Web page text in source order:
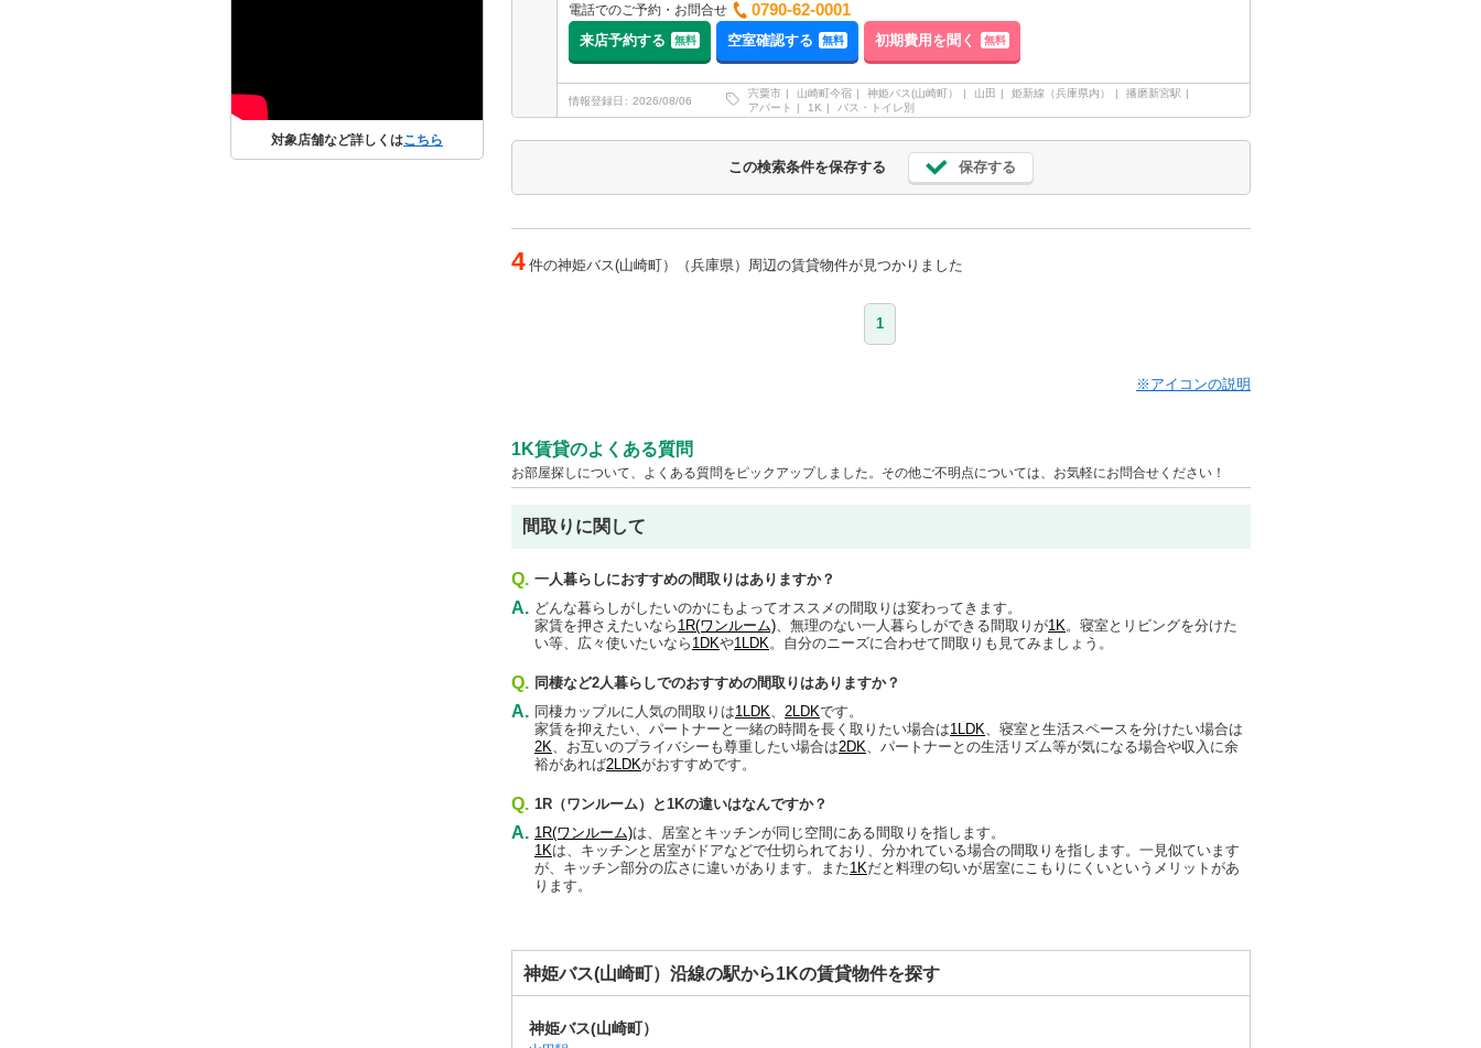
対象店舗など詳しくはこちら
電話でのご予約・お問合せ
0790-62-0001
来店予約する 無料 空室確認する 無料 初期費用を聞く 無料
情報登録日 2026/08/06
宍粟市 山崎町今宿 神姫バス(山崎町） 山田 姫新線（兵庫県内）
播磨新宮駅
アパート
1K バス・トイレ別
この検索条件を保存する 保存する
4 件の神姫バス(山崎町）（兵庫県）周辺の賃貸物件が見つかりました
1
※アイコンの説明
1K賃貸のよくある質問
お部屋探しについて、よくある質問をピックアップしました。その他ご不明点については、お気軽にお問合せください！
間取りに関して
Q. 一人暮らしにおすすめの間取りはありますか？
A. どんな暮らしがしたいのかにもよってオススメの間取りは変わってきます。
家賃を押さえたいなら 1R(ワンルーム)、無理のない一人暮らしができる間取りが1K。寝室とリビングを分けた
い等、広々使いたいなら 1DKや1LDK。自分のニーズに合わせて間取りも見てみましょう。
Q. 同棲など2人暮らしでのおすすめの間取りはありますか？
A. 同棲カップルに人気の間取りは1LDK、 2LDKです。
家賃を抑えたい、パートナーと一緒の時間を長く取りたい場合は1LDK、寝室と生活スペースを分けたい場合は
2K、お互いのプライバシーも尊重したい場合は2DK、パートナーとの生活リズム等が気になる場合や収入に余
裕があれば2LDKがおすすめです。
Q. 1R（ワンルーム）と1Kの違いはなんですか？
A. 1R(ワンルーム)は、居室とキッチンが同じ空間にある間取りを指します。
1Kは、キッチンと居室がドアなどで仕切られており、分かれている場合の間取りを指します。一見似ています
が、キッチン部分の広さに違いがあります。また1Kだと料理の匂いが居室にこもりにくいというメリットがあ
ります。
神姫バス(山崎町）沿線の駅から1Kの賃貸物件を探す
神姫バス(山崎町）